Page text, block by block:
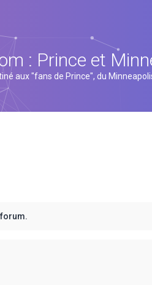
: Prince et
aux "fans de Prince", du